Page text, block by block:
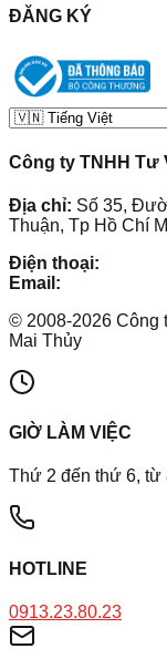
ĐĂNG KÝ
Công ty TNHH Tư
Địa chỉ: Số 35,
Thuận, Tp Hồ Chí
Điện thoại:
Email:
© 2008-2026 Công
Mai Thủy
GIỜ LÀM VIỆC
Thứ 2 đến thứ 6, từ
HOTLINE
0913.23.80.23